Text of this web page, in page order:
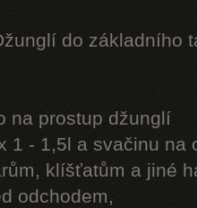
do základního
na prostup džunglí
1 - 1,5l a svačinu na
klíšťatům a jiné
odchodem,